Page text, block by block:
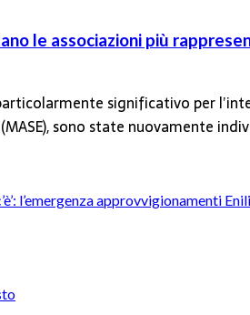
le associazioni più
significativo per
sono state nuovamente
l’emergenza approvvigionamenti